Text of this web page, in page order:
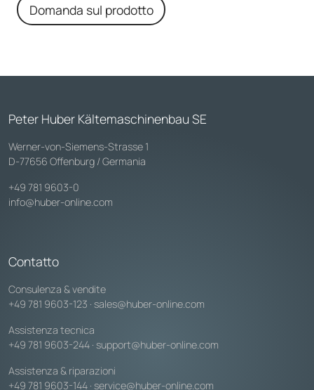
Domanda sul prodotto
Peter Huber Kältemaschinenbau SE
Werner-von-Siemens-Strasse 1
D-77656 Offenburg / Germania
+49 781 9603-0
info@huber-online.com
Contatto
Consulenza & vendite
+49 781 9603-123 · sales@huber-online.com
Assistenza tecnica
+49 781 9603-244 · support@huber-online.com
Assistenza & riparazioni
+49 781 9603-144 · service@huber-online.com